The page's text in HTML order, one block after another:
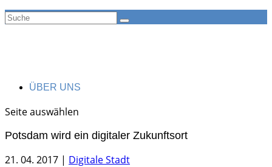
ÜBER UNS
Seite auswählen
Potsdam wird ein digitaler Zukunftsort
21. 04. 2017 | Digitale Stadt